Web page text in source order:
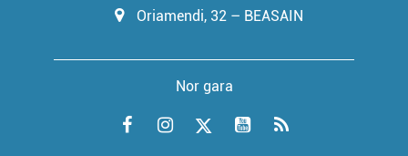
Oriamendi, 32 – BEASAIN
Nor gara